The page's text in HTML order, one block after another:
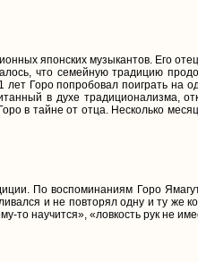
японских музыкантов. Его
что семейную традицию
Горо попробовал поиграть на
в духе традиционализма,
в тайне от отца. Несколько
По воспоминаниям Горо
и не повторял одну и ту же
научится», «ловкость рук не